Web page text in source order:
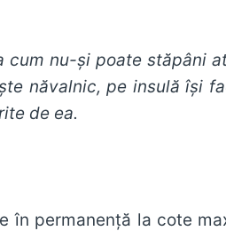
cum nu-şi poate stăpâni
năvalnic, pe insulă îşi
de ea.
în permanenţă la cote